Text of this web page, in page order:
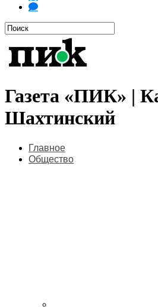
Газета «ПИК» |
Шахтинский
Главное
Общество